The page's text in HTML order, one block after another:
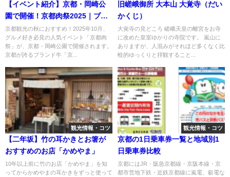
【イベント紹介】京都・岡崎公
園で開催！京都肉祭2025｜ブラ
ンド牛「京都肉」を堪能しよう
京都観光の秋におすすめ！2025年10月、
グルメ好き必見の人気イベント「京都肉
祭」が、京都・岡崎公園で開催されます。
京都が誇るブランド牛「京...
旧嵯峨御所 大本山 大覚寺（だい
かくじ）
大覚寺の見どころ 嵯峨天皇の離宮をお寺
に改めた皇室ゆかりの寺院です。 嵐山に
ありますが、人混みがそれほど多くなく比
較的ゆっくりと拝観すること...
観光情報・コツ
【二年坂】竹の耳かきとお箸が
おすすめのお店「かめやま」
10年以上前に竹のお店「かめやま」を知
ってからかめやまの耳かきをずっと使って
観光情報・コツ
京都の1日乗車券一覧と地域別1
日乗車券比較
京都にはJR・阪急京都線・京阪本線・京
都市営地下鉄・近鉄京都線に嵐電、叡電な